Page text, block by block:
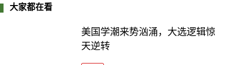
大家都在看
美国学潮来势汹涌，大选逻辑惊
天逆转